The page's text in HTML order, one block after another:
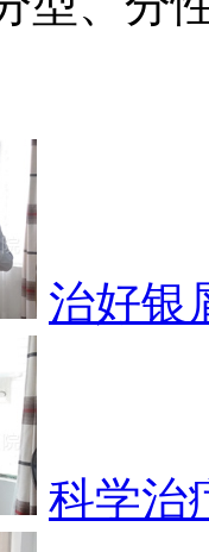
治好银
科学治